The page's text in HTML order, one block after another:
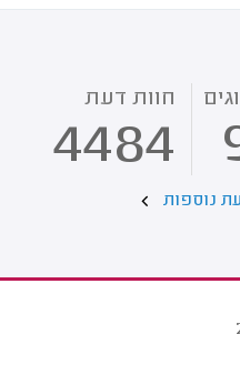
חוות דעת
4484
נוספות